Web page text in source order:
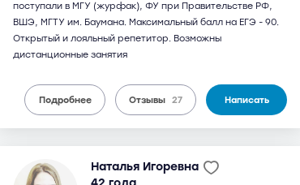
поступали в МГУ (журфак), ФУ при Правительстве РФ,
ВШЭ, МГТУ им. Баумана. Максимальный балл на ЕГЭ - 90.
Открытый и лояльный репетитор. Возможны
дистанционные занятия
Подробнее Отзывы 27 Написать
Наталья Игоревна